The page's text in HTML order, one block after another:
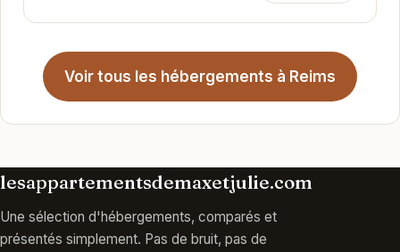
Voir tous les hébergements à Reims
lesappartementsdemaxetjulie.com
Une sélection d'hébergements, comparés et
présentés simplement. Pas de bruit, pas de